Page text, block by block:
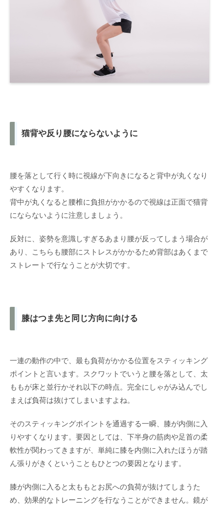
猫背や反り腰にならないように
腰を落として行く時に視線が下向きになると背中が丸くなり
やすくなります。
背中が丸くなると腰椎に負担がかかるので視線は正面で猫背
にならないように注意しましょう。
反対に、姿勢を意識しすぎるあまり腰が反ってしまう場合が
あり、こちらも腰部にストレスがかかるため背部はあくまで
ストレートで行なうことが大切です。
膝はつま先と同じ方向に向ける
一連の動作の中で、最も負荷がかかる位置をスティッキング
ポイントと言います。スクワットでいうと腰を落として、太
ももが床と並行かそれ以下の時点。完全にしゃがみ込んでし
まえば負荷は抜けてしまいますよね。
そのスティッキングポイントを通過する一瞬、膝が内側に入
りやすくなります。要因としては、下半身の筋肉や足首の柔
軟性が関わってきますが、単純に膝を内側に入れたほうが踏
ん張りがきくということもひとつの要因となります。
膝が内側に入ると太ももとお尻への負荷が抜けてしまうた
め、効果的なトレーニングを行なうことができません。鏡が